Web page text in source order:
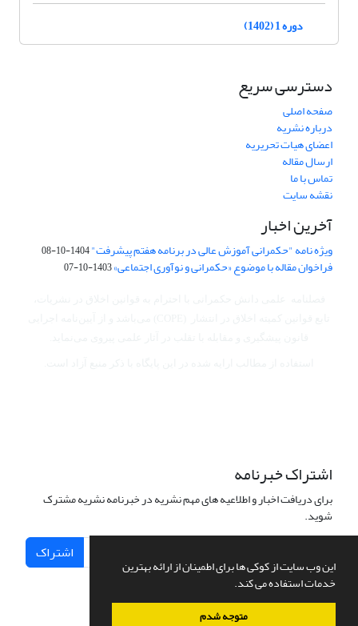
این وب سایت از کوکی ها برای اطمینان از ارائه بهترین
خدمات استفاده می کند.
متوجه شدم
دوره 1 (1402)
دسترسی سریع
صفحه اصلی
درباره نشریه
اعضای هیات تحریریه
ارسال مقاله
تماس با ما
نقشه سایت
آخرین اخبار
ویژه نامه "حکمرانی آموزش عالی در برنامه هفتم پیشرفت"1404-10-08
فراخوان مقاله با موضوع «حکمرانی و نوآوری اجتماعی»1403-10-07
اشتراک خبرنامه
برای دریافت اخبار و اطلاعیه های مهم نشریه در خبرنامه نشریه مشترک
شوید.
اشتراک